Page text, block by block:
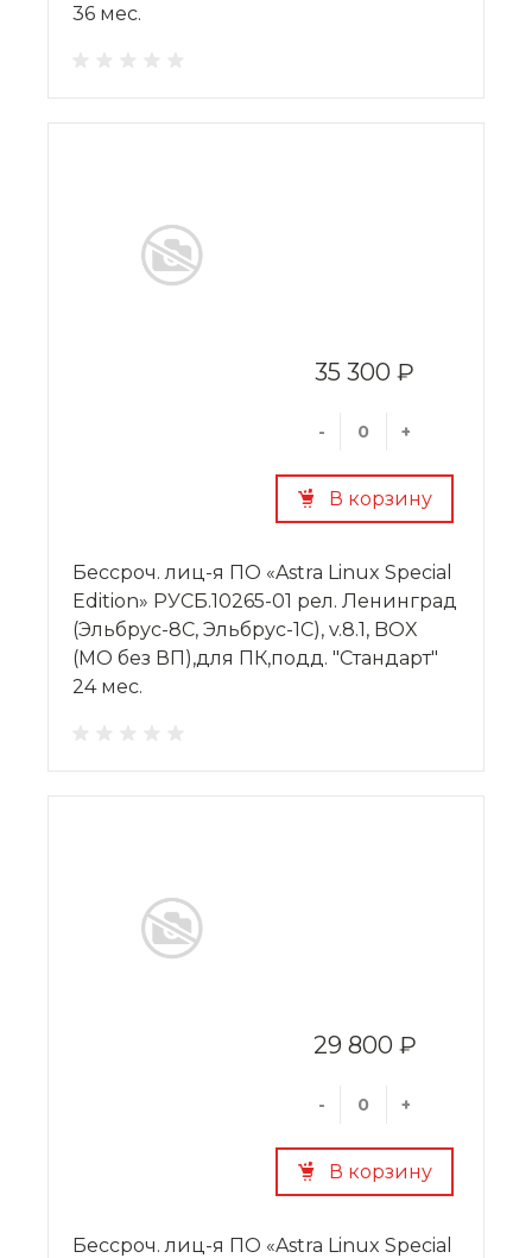
36 мес.
35 300 ₽
- +
В корзину
Бессроч. лиц-я ПО «Astra Linux Special
Edition» РУСБ.10265-01 рел. Ленинград
(Эльбрус-8С, Эльбрус-1С), v.8.1, BOX
(МО без ВП),для ПК,подд. "Стандарт"
24 мес.
29 800 ₽
- +
В корзину
Бессроч. лиц-я ПО «Astra Linux Special